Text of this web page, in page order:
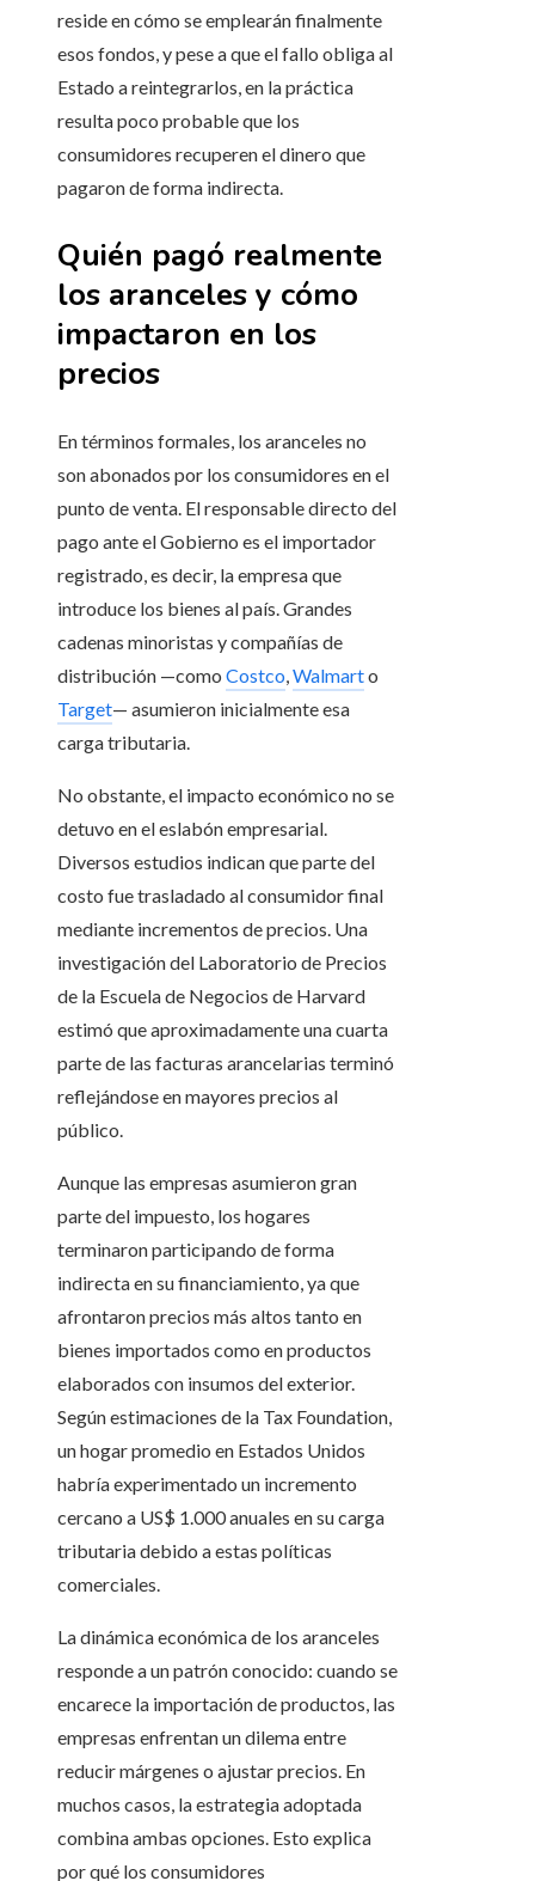
reside en cómo se emplearán finalmente
esos fondos, y pese a que el fallo obliga al
Estado a reintegrarlos, en la práctica
resulta poco probable que los
consumidores recuperen el dinero que
pagaron de forma indirecta.
Quién pagó realmente
los aranceles y cómo
impactaron en los
precios
En términos formales, los aranceles no
son abonados por los consumidores en el
punto de venta. El responsable directo del
pago ante el Gobierno es el importador
registrado, es decir, la empresa que
introduce los bienes al país. Grandes
cadenas minoristas y compañías de
distribución —como Costco,Walmarto
Target— asumieron inicialmente esa
carga tributaria.
No obstante, el impacto económico no se
detuvo en el eslabón empresarial.
Diversos estudios indican que parte del
costo fue trasladado al consumidor final
mediante incrementos de precios. Una
investigación del Laboratorio de Precios
de la Escuela de Negocios de Harvard
estimó que aproximadamente una cuarta
parte de las facturas arancelarias terminó
reflejándose en mayores precios al
público.
Aunque las empresas asumieron gran
parte del impuesto, los hogares
terminaron participando de forma
indirecta en su financiamiento, ya que
afrontaron precios más altos tanto en
bienes importados como en productos
elaborados con insumos del exterior.
Según estimaciones de la Tax Foundation,
un hogar promedio en Estados Unidos
habría experimentado un incremento
cercano a US$ 1.000 anuales en su carga
tributaria debido a estas políticas
comerciales.
La dinámica económica de los aranceles
responde a un patrón conocido: cuando se
encarece la importación de productos, las
empresas enfrentan un dilema entre
reducir márgenes o ajustar precios. En
muchos casos, la estrategia adoptada
combina ambas opciones. Esto explica
por qué los consumidores